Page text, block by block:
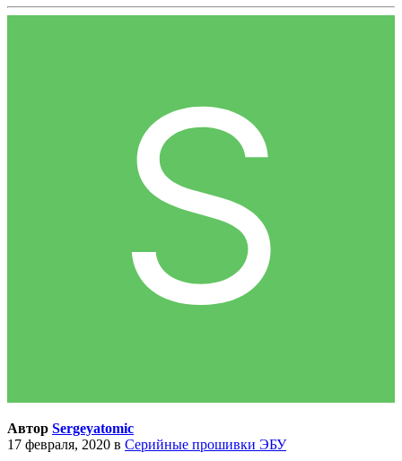
Автор Sergeyatomic
17 февраля, 2020 в Серийные прошивки ЭБУ